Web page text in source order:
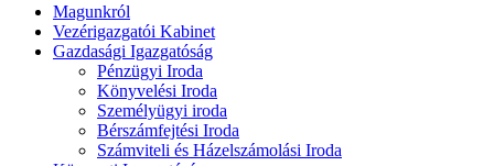
Magunkról
Vezérigazgatói Kabinet
Gazdasági Igazgatóság
Pénzügyi Iroda
Könyvelési Iroda
Személyügyi iroda
Bérszámfejtési Iroda
Számviteli és Házelszámolási Iroda